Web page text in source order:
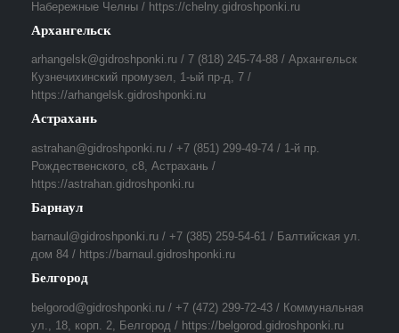
Набережные Челны / https://chelny.gidroshponki.ru
Архангельск
arhangelsk@gidroshponki.ru / 7 (818) 245-74-88 / Архангельск
Кузнечихинский промузел, 1-ый пр-д, 7 /
https://arhangelsk.gidroshponki.ru
Астрахань
astrahan@gidroshponki.ru / +7 (851) 299-49-74 / 1-й пр.
Рождественского, с8, Астрахань /
https://astrahan.gidroshponki.ru
Барнаул
barnaul@gidroshponki.ru / +7 (385) 259-54-61 / Балтийская ул.
дом 84 / https://barnaul.gidroshponki.ru
Белгород
belgorod@gidroshponki.ru / +7 (472) 299-72-43 / Коммунальная
ул., 18, корп. 2, Белгород / https://belgorod.gidroshponki.ru